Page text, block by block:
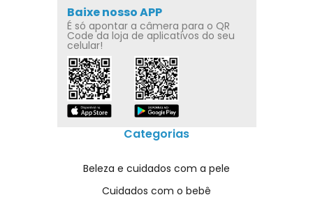
Baixe nosso APP
É só apontar a câmera para o QR
Code da loja de aplicativos do seu
celular!
Categorias
Beleza e cuidados com a pele
Cuidados com o bebê